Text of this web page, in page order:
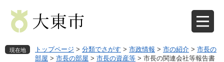
先
を 現在地 トップページ > 分類でさがす > 市政情報 > 市の紹介 > 市長の
部屋 > 市長の部屋 > 市長の資産等 > 市長の関連会社等報告書